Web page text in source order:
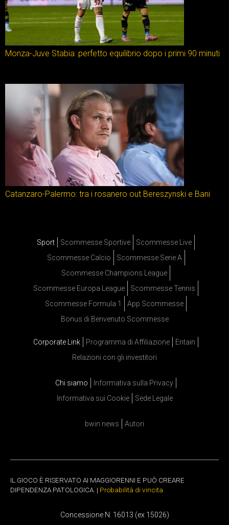
Monza-Juve Stabia: perfetto equilibrio dopo i primi 90 minuti
Catanzaro-Palermo: tra i rosanero out Bereszynski e Bani
Sport Scommesse Sportive
Scommesse Live
Scommesse Calcio
Scommesse Serie A
Scommesse Champions League
Scommesse Europa League
Scommesse Tennis
Scommesse Formula 1
App Scommesse
Bonus di Benvenuto Scommesse
Corporate Link Programma di Affiliazione
Entain
Relazioni con gli investitori
Chi siamo
Informativa sulla Privacy
Informativa sui Cookie
Sede Legale
bwin news Autori
IL GIOCO È RISERVATO AI MAGGIORENNI E PUÒ CREARE
DIPENDENZA PATOLOGICA. | Probabilità di vincita
Concessione N. 16013 (ex 15026)